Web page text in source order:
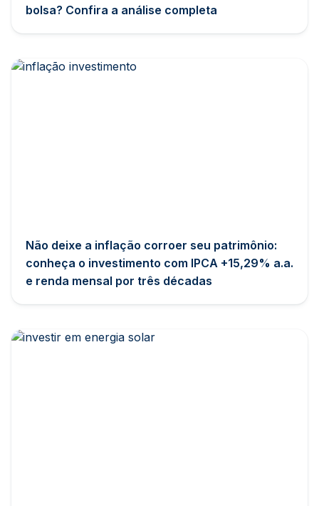
bolsa? Confira a análise completa
Não deixe a inflação corroer seu patrimônio:
conheça o investimento com IPCA +15,29% a.a.
e renda mensal por três décadas